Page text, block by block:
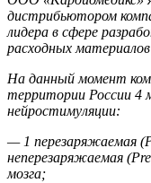
дистрибьютором
лидера в сфере
расходных материалов
На данный момент
территории России 4
нейростимуляции:
— 1 перезаряжаемая
неперезаряжаемая
мозга;